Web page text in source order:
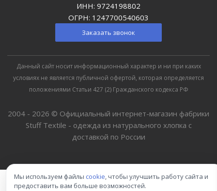
ИНН: 9724198802
ОГРН: 1247700540603
Заказать звонок
Данный сайт носит информационный характер и ни при каких
условиях не является публичной офертой, которая определяется
положениями Статьи 427 (2) Гражданского кодекса РФ
2004 - 2026 © Официальный интернет-магазин фабрики
Stuff Textile - одежда из натурального хлопка с
доставкой по России
Мы используем файлы cookie, чтобы улучшить работу сайта и
предоставить вам больше возможностей.